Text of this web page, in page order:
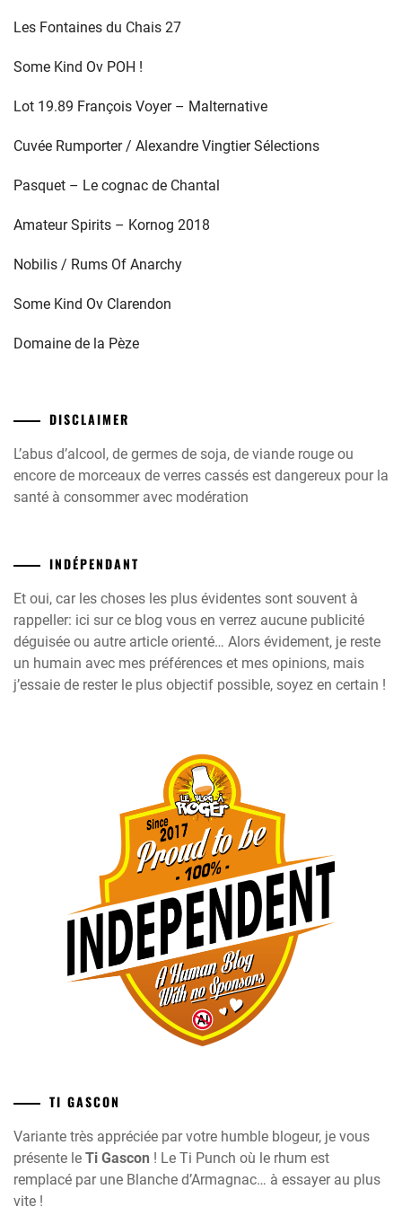
Les Fontaines du Chais 27
Some Kind Ov POH !
Lot 19.89 François Voyer – Malternative
Cuvée Rumporter / Alexandre Vingtier Sélections
Pasquet – Le cognac de Chantal
Amateur Spirits – Kornog 2018
Nobilis / Rums Of Anarchy
Some Kind Ov Clarendon
Domaine de la Pèze
DISCLAIMER
L’abus d’alcool, de germes de soja, de viande rouge ou
encore de morceaux de verres cassés est dangereux pour la
santé à consommer avec modération
INDÉPENDANT
Et oui, car les choses les plus évidentes sont souvent à
rappeller: ici sur ce blog vous en verrez aucune publicité
déguisée ou autre article orienté… Alors évidement, je reste
un humain avec mes préférences et mes opinions, mais
j’essaie de rester le plus objectif possible, soyez en certain !
TI GASCON
Variante très appréciée par votre humble blogeur, je vous
présente le Ti Gascon ! Le Ti Punch où le rhum est
remplacé par une Blanche d’Armagnac… à essayer au plus
vite !